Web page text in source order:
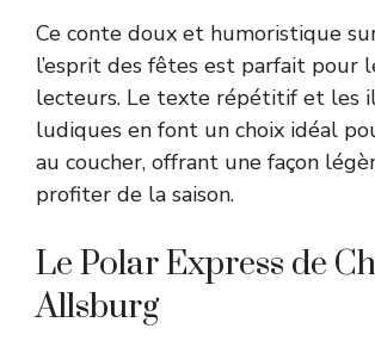
Ce conte doux et humoristique
l’esprit des fêtes est parfait pour
lecteurs. Le texte répétitif et les
ludiques en font un choix idéal
au coucher, offrant une façon
profiter de la saison.
Le Polar Express de
Allsburg